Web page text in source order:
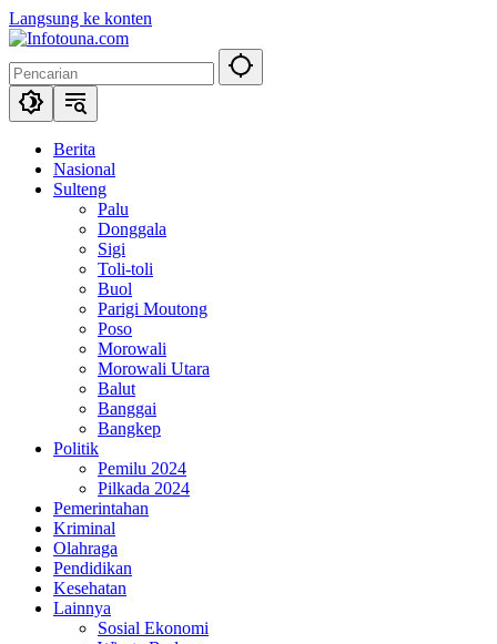
Langsung ke konten
Berita
Nasional
Sulteng
Palu
Donggala
Sigi
Toli-toli
Buol
Parigi Moutong
Poso
Morowali
Morowali Utara
Balut
Banggai
Bangkep
Politik
Pemilu 2024
Pilkada 2024
Pemerintahan
Kriminal
Olahraga
Pendidikan
Kesehatan
Lainnya
Sosial Ekonomi